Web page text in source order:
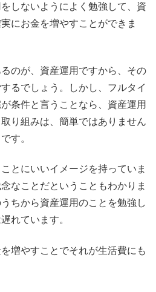
しないようによく勉強して、資
にお金を増やすことができま
のが、資産運用ですから、その
るでしょう。しかし、フルタイ
条件と言うことなら、資産運用
り組みは、簡単ではありません
す。
とにいいイメージを持っていま
なことだということもわかりま
ちから資産運用のことを勉強し
れています。
増やすことでそれが生活費にも